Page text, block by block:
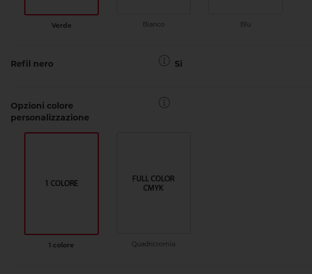
Verde Bianco Blu
Refil nero Si
Opzioni colore
personalizzazione
1 colore Quadricromia